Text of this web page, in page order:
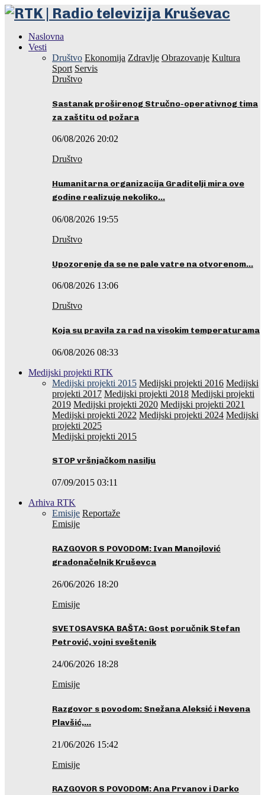
Naslovna
Vesti
Društvo Ekonomija Zdravlje Obrazovanje Kultura
Sport Servis
Društvo
Sastanak proširenog Stručno-operativnog tima
za zaštitu od požara
06/08/2026 20:02
Društvo
Humanitarna organizacija Graditelji mira ove
godine realizuje nekoliko…
06/08/2026 19:55
Društvo
Upozorenje da se ne pale vatre na otvorenom…
06/08/2026 13:06
Društvo
Koja su pravila za rad na visokim temperaturama
06/08/2026 08:33
Medijski projekti RTK
Medijski projekti 2015 Medijski projekti 2016 Medijski
projekti 2017 Medijski projekti 2018 Medijski projekti
2019 Medijski projekti 2020 Medijski projekti 2021
Medijski projekti 2022 Medijski projekti 2024 Medijski
projekti 2025
Medijski projekti 2015
STOP vršnjačkom nasilju
07/09/2015 03:11
Arhiva RTK
Emisije Reportaže
Emisije
RAZGOVOR S POVODOM: Ivan Manojlović
gradonačelnik Kruševca
26/06/2026 18:20
Emisije
SVETOSAVSKA BAŠTA: Gost poručnik Stefan
Petrović, vojni sveštenik
24/06/2026 18:28
Emisije
Razgovor s povodom: Snežana Aleksić i Nevena
Plavšić,…
21/06/2026 15:42
Emisije
RAZGOVOR S POVODOM: Ana Prvanov i Darko